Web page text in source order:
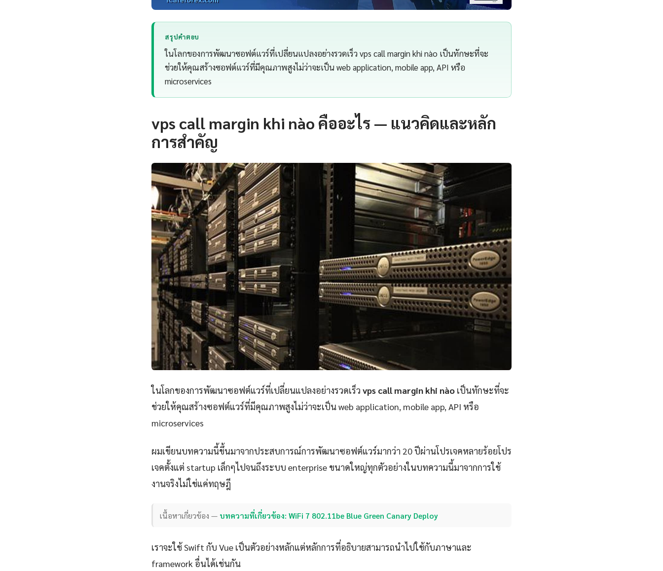
สรุปคำตอบ
ในโลกของการพัฒนาซอฟต์แวร์ที่เปลี่ยนแปลงอย่างรวดเร็ว vps call margin khi nào เป็นทักษะที่จะ
ช่วยให้คุณสร้างซอฟต์แวร์ที่มีคุณภาพสูงไม่ว่าจะเป็น web application, mobile app, API หรือ
microservices
vps call margin khi nào คืออะไร — แนวคิดและหลัก
การสำคัญ
ในโลกของการพัฒนาซอฟต์แวร์ที่เปลี่ยนแปลงอย่างรวดเร็ว vps call margin khi nào เป็นทักษะที่จะ
ช่วยให้คุณสร้างซอฟต์แวร์ที่มีคุณภาพสูงไม่ว่าจะเป็น web application, mobile app, API หรือ
microservices
ผมเขียนบทความนี้ขึ้นมาจากประสบการณ์การพัฒนาซอฟต์แวร์มากว่า 20 ปีผ่านโปรเจคหลายร้อยโปร
เจคตั้งแต่ startup เล็กๆไปจนถึงระบบ enterprise ขนาดใหญ่ทุกตัวอย่างในบทความนี้มาจากการใช้
งานจริงไม่ใช่แค่ทฤษฎี
เนื้อหาเกี่ยวข้อง — บทความที่เกี่ยวข้อง: WiFi 7 802.11be Blue Green Canary Deploy
เราจะใช้ Swift กับ Vue เป็นตัวอย่างหลักแต่หลักการที่อธิบายสามารถนำไปใช้กับภาษาและ
framework อื่นได้เช่นกัน